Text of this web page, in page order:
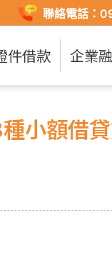
聯絡電話：
件借款 企業
小額借貸